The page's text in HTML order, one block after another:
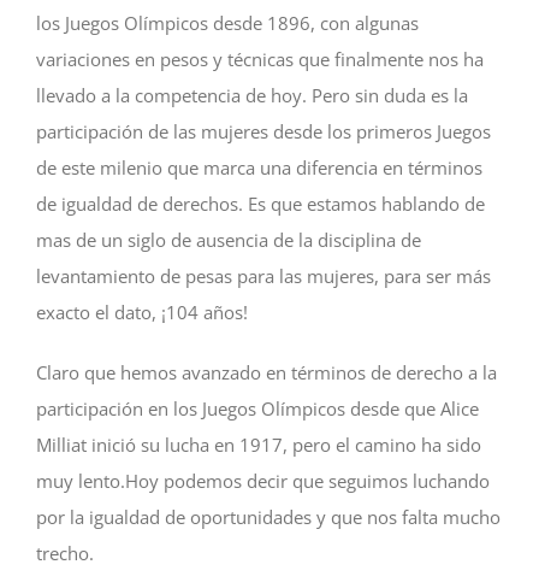
los Juegos Olímpicos desde 1896, con algunas
variaciones en pesos y técnicas que finalmente nos ha
llevado a la competencia de hoy. Pero sin duda es la
participación de las mujeres desde los primeros Juegos
de este milenio que marca una diferencia en términos
de igualdad de derechos. Es que estamos hablando de
mas de un siglo de ausencia de la disciplina de
levantamiento de pesas para las mujeres, para ser más
exacto el dato, ¡104 años!
Claro que hemos avanzado en términos de derecho a la
participación en los Juegos Olímpicos desde que Alice
Milliat inició su lucha en 1917, pero el camino ha sido
muy lento.Hoy podemos decir que seguimos luchando
por la igualdad de oportunidades y que nos falta mucho
trecho.